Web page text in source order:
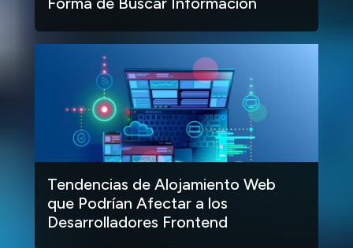
Tendencias de Alojamiento Web
que Podrían Afectar a los
Desarrolladores Frontend